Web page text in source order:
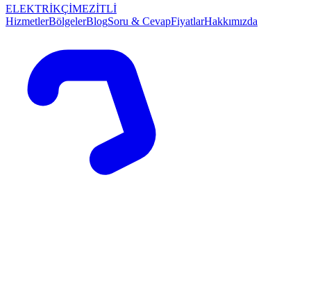
ELEKTRİKÇİMEZİTLİ
HizmetlerBölgelerBlogSoru & CevapFiyatlarHakkımızda